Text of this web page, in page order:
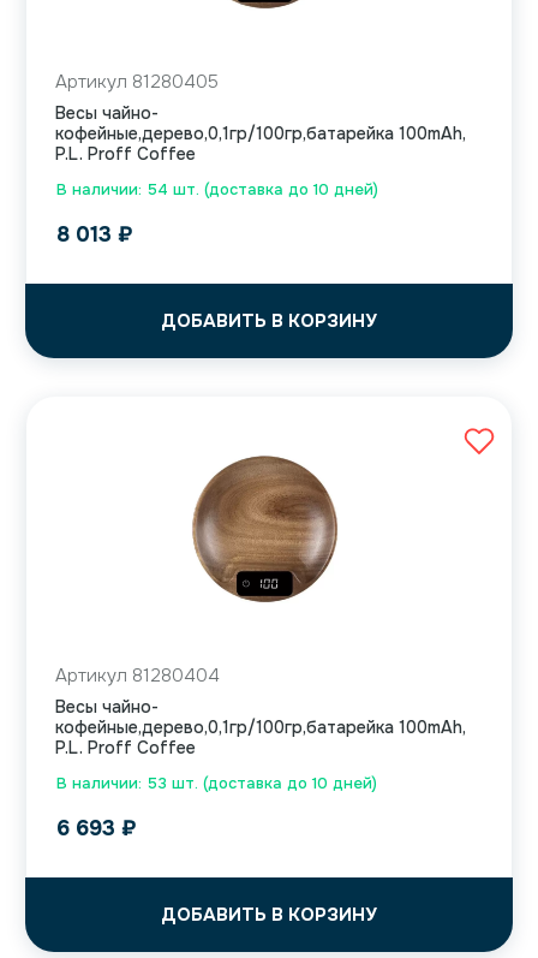
В наличии: 54 шт. (доставка до 10 дней)
Артикул 81280405
Весы чайно-
кофейные,дерево,0,1гр/100гр,батарейка 100mAh,
P.L. Proff Coffee
8 013 ₽
ДОБАВИТЬ В КОРЗИНУ
В наличии: 53 шт. (доставка до 10 дней)
Артикул 81280404
Весы чайно-
кофейные,дерево,0,1гр/100гр,батарейка 100mAh,
P.L. Proff Coffee
6 693 ₽
ДОБАВИТЬ В КОРЗИНУ